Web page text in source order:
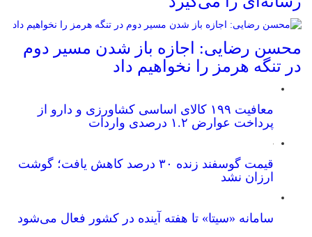
محسن رضایی: اجازه باز شدن مسیر دوم
در تنگه هرمز را نخواهیم داد
معافیت ۱۹۹ کالای اساسی کشاورزی و دارو از
پرداخت عوارض ۱.۲ درصدی واردات
قیمت گوسفند زنده ۳۰ درصد کاهش یافت؛ گوشت
ارزان نشد
سامانه «سیتا» تا هفته آینده در کشور فعال می‌شود